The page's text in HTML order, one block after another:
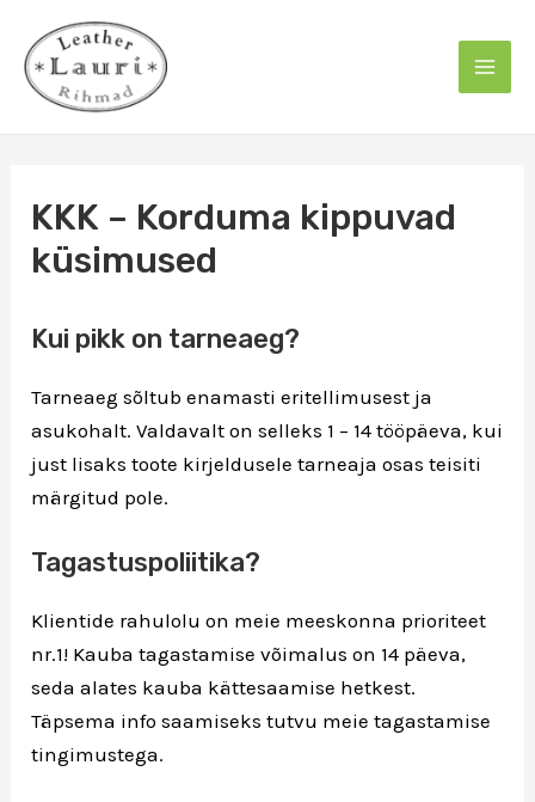
content
KKK – Korduma kippuvad
küsimused
Kui pikk on tarneaeg?
Tarneaeg sõltub enamasti eritellimusest ja
asukohalt. Valdavalt on selleks 1 – 14 tööpäeva, kui
just lisaks toote kirjeldusele tarneaja osas teisiti
märgitud pole.
Tagastuspoliitika?
Klientide rahulolu on meie meeskonna prioriteet
nr.1! Kauba tagastamise võimalus on 14 päeva,
seda alates kauba kättesaamise hetkest.
Täpsema info saamiseks tutvu meie tagastamise
tingimustega.